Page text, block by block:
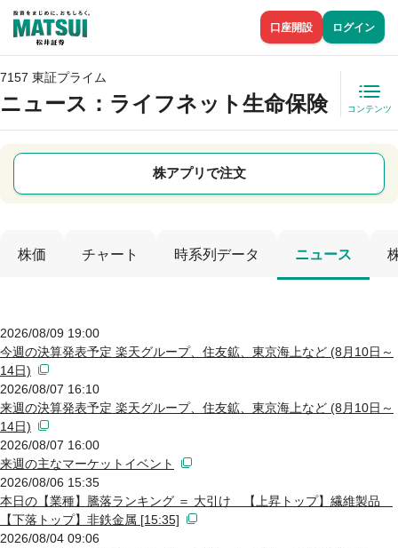
口座開設 ログイン
7157 東証プライム
ニュース ：ライフネット生命保険 コンテンツ
株アプリで注文
株価 チャート 時系列データ ニュース
2026/08/09 19:00
今週の決算発表予定 楽天グループ、住友鉱、東京海上など (8月10日～
14日)
2026/08/07 16:10
来週の決算発表予定 楽天グループ、住友鉱、東京海上など (8月10日～
14日)
2026/08/07 16:00
来週の主なマーケットイベント
2026/08/06 15:35
本日の【業種】騰落ランキング ＝ 大引け 【上昇トップ】繊維製品
【下落トップ】非鉄金属 [15:35]
2026/08/04 09:06